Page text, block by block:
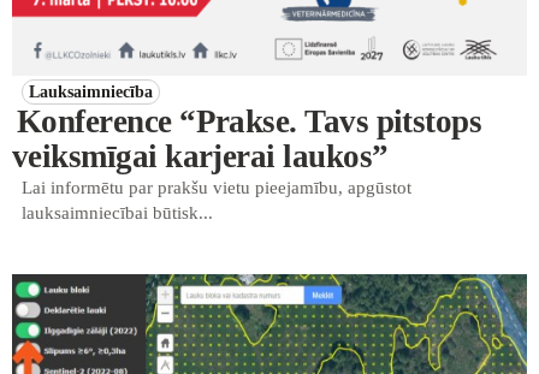
Lauksaimniecība
Konference “Prakse. Tavs pitstops
veiksmīgai karjerai laukos”
Lai informētu par prakšu vietu pieejamību, apgūstot
lauksaimniecībai būtisk...